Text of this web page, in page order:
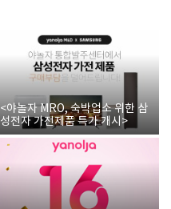
<야놀자 MRO, 숙박업소 위한 삼
성전자 가전제품 특가 개시>